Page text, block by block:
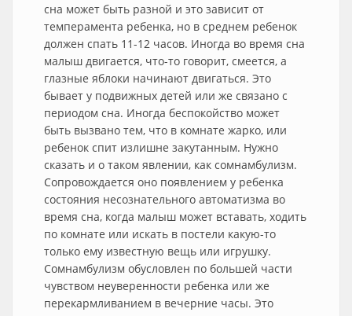
сна может быть разной и это зависит от
темперамента ребенка, но в среднем ребенок
должен спать 11-12 часов. Иногда во время сна
малыш двигается, что-то говорит, смеется, а
глазные яблоки начинают двигаться. Это
бывает у подвижных детей или же связано с
периодом сна. Иногда беспокойство может
быть вызвано тем, что в комнате жарко, или
ребенок спит излишне закутанным. Нужно
сказать и о таком явлении, как сомнамбулизм.
Сопровождается оно появлением у ребенка
состояния несознательного автоматизма во
время сна, когда малыш может вставать, ходить
по комнате или искать в постели какую-то
только ему известную вещь или игрушку.
Сомнамбулизм обусловлен по большей части
чувством неуверенности ребенка или же
перекармливанием в вечерние часы. Это